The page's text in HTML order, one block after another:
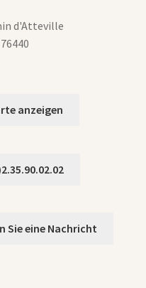
d'Atteville
76440
anzeigen
Sie eine Nachricht